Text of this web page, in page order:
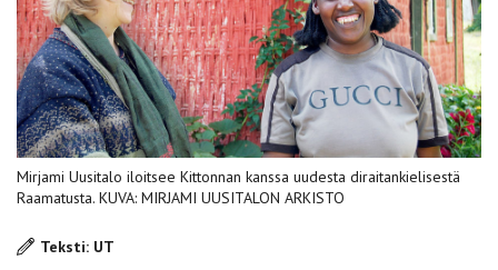
Mirjami Uusitalo iloitsee Kittonnan kanssa uudesta diraitankielisestä
Raamatusta. KUVA: MIRJAMI UUSITALON ARKISTO
Teksti: UT